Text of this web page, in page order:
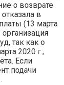
о возврате
в
(13 марта
так как о
2020 г.,
Если
подачи